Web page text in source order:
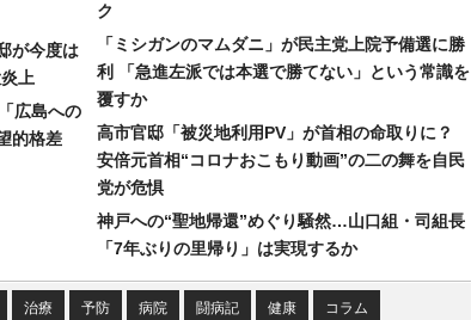
が今度は
上
広島への
的格差
ク
「ミシガンのマムダニ」が民主党上院予備選に勝
利 「急進左派では本選で勝てない」という常識を
覆すか
高市官邸「被災地利用PV」が首相の命取りに？
安倍元首相“コロナおこもり動画”の二の舞を自民
党が危惧
神戸への“聖地帰還”めぐり騒然…山口組・司組長
「7年ぶりの里帰り」は実現するか
治療 予防 病院 闘病記 健康 コラム